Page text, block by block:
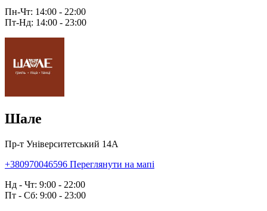
Пн-Чт: 14:00 - 22:00
Пт-Нд: 14:00 - 23:00
Шале
Пр-т Університетський 14А
+380970046596 Переглянути на мапі
Нд - Чт: 9:00 - 22:00
Пт - Сб: 9:00 - 23:00